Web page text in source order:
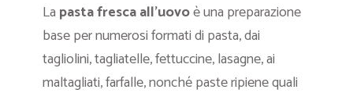
La pasta fresca all’uovoè una preparazione
base per numerosi formati di pasta, dai
tagliolini, tagliatelle, fettuccine, lasagne, ai
maltagliati, farfalle, nonché paste ripiene quali